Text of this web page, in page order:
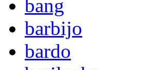
bang
barbijo
bardo